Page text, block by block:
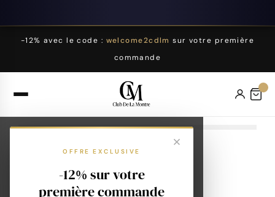
-12% avec le code : welcome2cdlm sur votre première
commande
OFFRE EXCLUSIVE
-12% sur votre
première commande